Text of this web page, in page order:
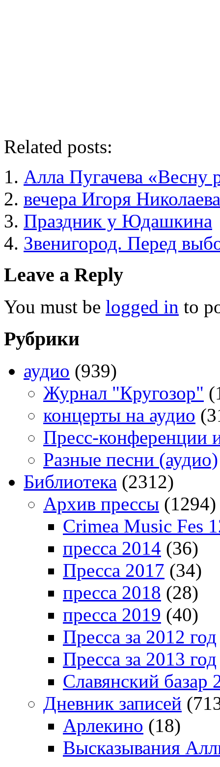
Related posts:
Алла Пугачева «Весну
вечера Игоря
Праздник у Юдашкина
Звенигород. Перед
Leave a Reply
You must be logged in to
Рубрики
аудио (939)
Журнал "Кругозор"
концерты на аудио
Пресс-конференции
Разные песни (аудио)
Библиотека (2312)
Архив прессы (1294)
Crimea Music Fes
пресса 2014 (36)
Пресса 2017 (34)
пресса 2018 (28)
пресса 2019 (40)
Пресса за 2012 год
Пресса за 2013 год
Славянский базар
Дневник записей
Арлекино (18)
Высказывания